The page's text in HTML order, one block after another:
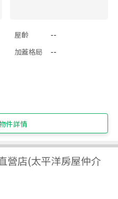
屋齡
--
加蓋格局
--
件詳情
營店(太平洋房屋仲介